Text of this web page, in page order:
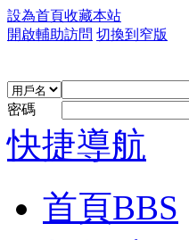
設為首頁收藏本站
開啟輔助訪問 切換到窄版
密碼
快捷導航
首頁BBS